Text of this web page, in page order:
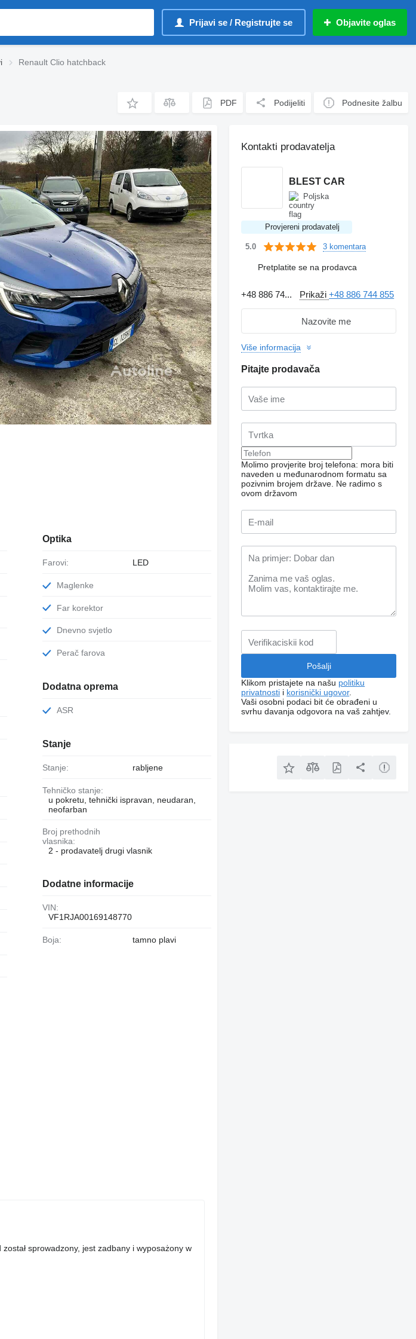
Prijavi se / Registrujte se Objavite oglas
Renault Clio hatchback
PDF Podijeliti Podnesite žalbu
Optika
Farovi: LED
Maglenke
Far korektor
Dnevno svjetlo
Perač farova
Dodatna oprema
ASR
Stanje
Stanje: rabljene
Tehničko stanje:
u pokretu, tehnički ispravan, neudaran,
neofarban
Broj prethodnih
vlasnika:
2 - prodavatelj drugi vlasnik
Dodatne informacije
VIN:
VF1RJA00169148770
Boja: tamno plavi
sprowadzony, jest zadbany i wyposażony w
Kontakti prodavatelja
BLEST CAR
Poljska
Provjereni prodavatelj
5.0 3 komentara
Pretplatite se na prodavca
+48 886 74... Prikaži+48 886 744 855
Nazovite me
Više informacija
Pitajte prodavača
Molimo provjerite broj telefona: mora biti
naveden u međunarodnom formatu sa
pozivnim brojem države. Ne radimo s
ovom državom
Klikom pristajete na našu politiku
privatnosti i korisnički ugovor.
Vaši osobni podaci bit će obrađeni u
svrhu davanja odgovora na vaš zahtjev.